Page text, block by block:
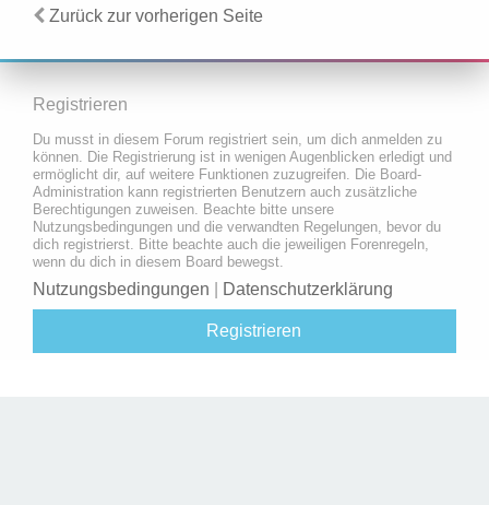
Zurück zur vorherigen Seite
Registrieren
Du musst in diesem Forum registriert sein, um dich anmelden zu
können. Die Registrierung ist in wenigen Augenblicken erledigt und
ermöglicht dir, auf weitere Funktionen zuzugreifen. Die Board-
Administration kann registrierten Benutzern auch zusätzliche
Berechtigungen zuweisen. Beachte bitte unsere
Nutzungsbedingungen und die verwandten Regelungen, bevor du
dich registrierst. Bitte beachte auch die jeweiligen Forenregeln,
wenn du dich in diesem Board bewegst.
Nutzungsbedingungen Datenschutzerklärung
Registrieren